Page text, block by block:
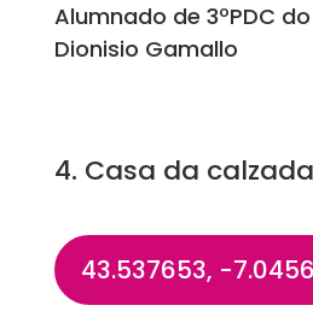
Alumnado de 3ºPDC do
Dionisio Gamallo
4. Casa da
43.537653, -